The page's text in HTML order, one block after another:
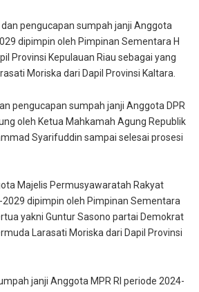
pengucapan sumpah janji Anggota
dipimpin oleh Pimpinan Sementara H
Provinsi Kepulauan Riau sebagai yang
Moriska dari Dapil Provinsi Kaltara.
pengucapan sumpah janji Anggota DPR
oleh Ketua Mahkamah Agung Republik
Syarifuddin sampai selesai prosesi
Majelis Permusyawaratah Rakyat
2029 dipimpin oleh Pimpinan Sementara
yakni Guntur Sasono partai Demokrat
Larasati Moriska dari Dapil Provinsi
janji Anggota MPR RI periode 2024-